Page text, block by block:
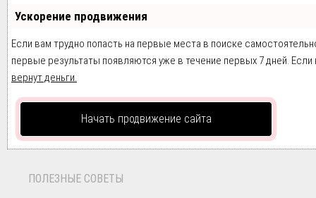
Ускорение продвижения
Если вам трудно попасть на первые места в поиске
первые результаты появляются уже в течение первых 7 дней.
вернут деньги.
Начать продвижение сайта
ПОЛЕЗНЫЕ СОВЕТЫ